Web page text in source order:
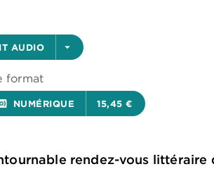
AUDIO arrow_drop_down
format
NUMÉRIQUE 15,45 €
rendez-vous littéraire